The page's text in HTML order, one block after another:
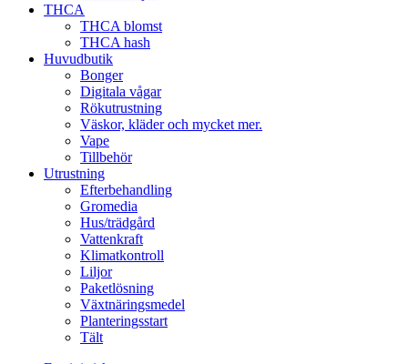
THCA
THCA blomst
THCA hash
Huvudbutik
Bonger
Digitala vågar
Rökutrustning
Väskor, kläder och mycket mer.
Vape
Tillbehör
Utrustning
Efterbehandling
Gromedia
Hus/trädgård
Vattenkraft
Klimatkontroll
Liljor
Paketlösning
Växtnäringsmedel
Planteringsstart
Tält